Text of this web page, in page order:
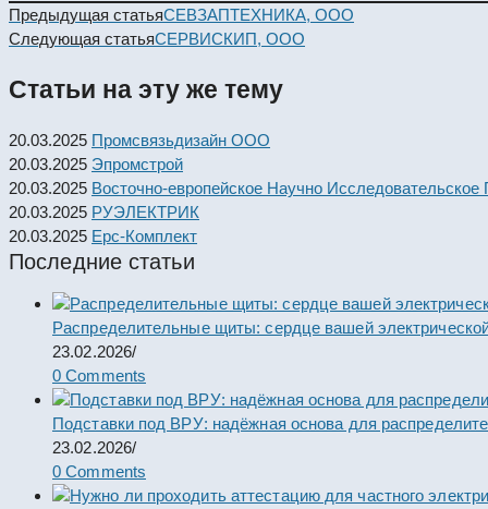
Read
more
Предыдущая статьяСЕВЗАПТЕХНИКА, ООО
Следующая статьяСЕРВИСКИП, ООО
Статьи на эту же тему
20.03.2025 Промсвязьдизайн ООО
20.03.2025 Эпромстрой
20.03.2025 Восточно-европейское Научно
20.03.2025 РУЭЛЕКТРИК
20.03.2025 Ерс-Комплект
Последние статьи
Распределительные щиты: сердце вашей
23.02.2026/
0 Comments
Подставки под ВРУ: надёжная основа для
23.02.2026/
0 Comments